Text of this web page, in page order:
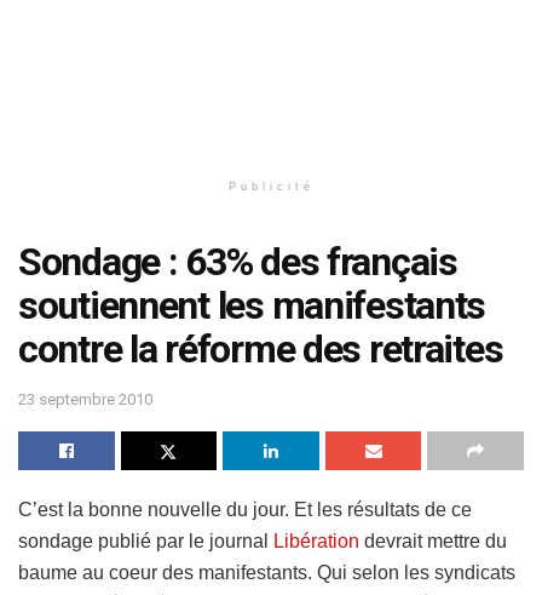
Publicité
Sondage : 63% des français
soutiennent les manifestants
contre la réforme des retraites
23 septembre 2010
C’est la bonne nouvelle du jour. Et les résultats de ce
sondage publié par le journal
Libération devrait mettre du
baume au coeur des manifestants. Qui selon les syndicats